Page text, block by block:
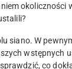
okoliczności
siano. W
wstępnych
co